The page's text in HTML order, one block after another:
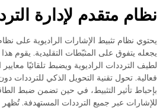
نظام متقدم لإدارة
يحتوي نظام تثبيط الإشارات الراديوية على
يجعله يتفوق على المثبّطات التقليدية. يقوم
لطيف الترددات الراديوية ويضبط تلقائيًا
فعالية. تحول تقنية التحويل الذكي للترددات
بإحباط تأثير التثبيط، في حين تضمن ضبط
للإشارات عبر جميع الترددات المستهدفة.